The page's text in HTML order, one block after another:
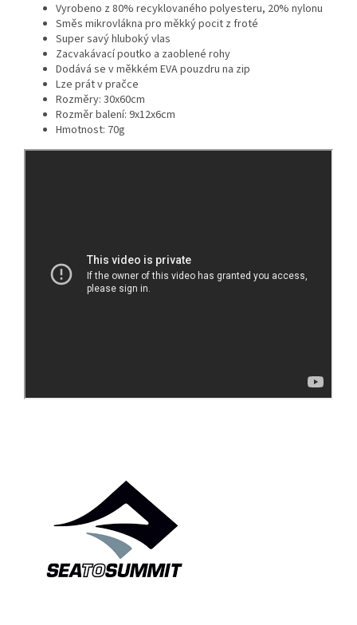
Vyrobeno z 80% recyklovaného polyesteru, 20% nylonu
Směs mikrovlákna pro měkký pocit z froté
Super savý hluboký vlas
Zacvakávací poutko a zaoblené rohy
Dodává se v měkkém EVA pouzdru na zip
Lze prát v pračce
Rozměry: 30x60cm
Rozměr balení: 9x12x6cm
Hmotnost: 70g